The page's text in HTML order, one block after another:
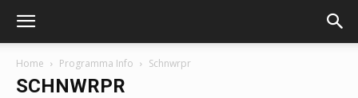
Home Programma Info Schnwrpr
SCHNWRPR